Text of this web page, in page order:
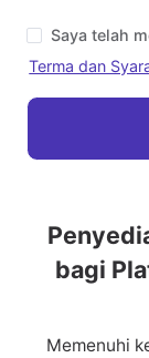
Saya telah
Terma dan
bagi
Memenuhi